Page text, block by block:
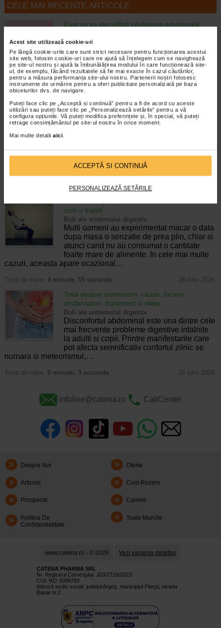
Acest site utilizează cookie-uri
Pe lângă cookie-urile care sunt strict necesare pentru funcționarea acestui
site web, folosim cookie-uri care ne ajută să înțelegem cum se navighează
pe site-ul nostru și ajută la îmbunătățirea modului în care funcționează site-
ul, de exemplu, făcând rezultatele să fie mai exacte în cazul căutărilor,
pentru a măsura performanța site-ului nostru. Partenerii noștri folosesc
instrumente de urmărire pentru a oferi publicitate personalizată pe baza
obiceiurilor dvs. de navigare.
Puteți face clic pe „Acceptă si continuă” pentru a fi de acord cu aceste
utilizări sau puteți face clic pe „Personalizează setările” pentru a vă
configura opțiunile. Vă puteți modifica preferințele și, în special, vă puteți
retrage consimțământul pe site-ul nostru în orice moment.
Mai multe detalii aici.
ACCEPTĂ SI CONTINUĂ
PERSONALIZEAZĂ SETĂRILE
CELE MAI RECENTE ARTICOLE
Cum sa va dezvoltati inteligenta emotionala:
Boli neurologice si psihice
Inteligenta emotionala (EQ) se refera la
capacitatea de a identifica si gestiona
propriile emotii, precum si emotiile celorlalti.
In general, se spune ca inteligenta
emotionala cuprinde cateva abilitati:…
Timp de citire:4 minute, 39 secunde 6 august 2026
Enurezis: cauze, factori declansatori si solutii
Sistem urinar
Enurezisul este termenul medical pentru
timpul somnului. Este o afectiune frecventa
atat in randul copiilor, cat si al adultilor.
Enurezisul este considerat…
4 minute, 32 secunde
cum o tratati
Boli ale sistemului digestiv
Multi oameni au experimentat macar o data
dupa masa o senzatie de prea plin, chiar si
atunci cand nu au consumat o cantitate
foarte mare de alimente. In cele mai multe
cazuri, aceasta apare ocazional…
Timp de citire: 4 minute, 55 secunde 26 iulie 2026
Totul despre meteorism: cauze, factori
declansatori, tratament si dieta
Boli ale sistemului digestiv
Disconfortul abdominal este una dintre cele
mai frecvente probleme digestive intalnite
la adulti si copii. Printre manifestarile care
pot afecta semnificativ confortul zilnic se
numara si meteorismul,…
Timp de citire: 6 minute, 3 secunde 26 iulie 2026
infoline@catena.ro CallCenter
Despre Noi Oferte
Articole Cum Rezerv
Prospecte Cariere
Politica De
Confidentialitate
Toate Marcile
www.catena.ro - © 2026 Vezi varianta desktop
CATENA PHARMA SRL
Nr. Registrul Comerţului: J03/2710/2023
CUI: RO 3008793
Adresă sediu social: judetul Argeş, municipiul Piteşti, strada
Banat nr.2